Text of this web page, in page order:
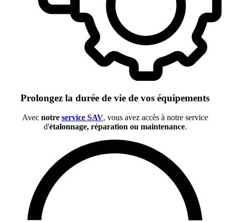
Prolongez la durée de vie de vos équipements
Avec notre service SAV, vous avez accès à notre service
d'étalonnage, réparation ou maintenance.